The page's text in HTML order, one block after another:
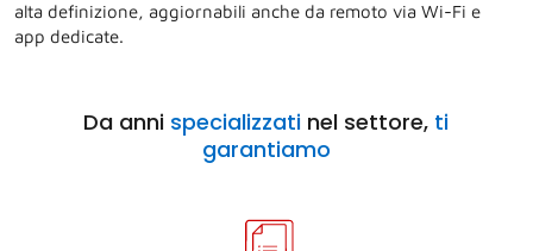
alta definizione, aggiornabili anche da remoto via Wi-Fi e
app dedicate.
Da anni specializzati nel settore, ti
garantiamo